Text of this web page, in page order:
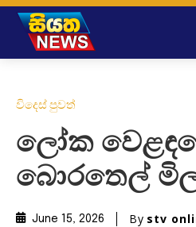
විදෙස් පුවත්
ලෝක
බොරතෙල්
June 15, 2026 By stv